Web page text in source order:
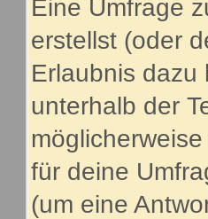
Eine Umfrage
erstellst (oder
Erlaubnis
unterhalb der
für deine
(um eine